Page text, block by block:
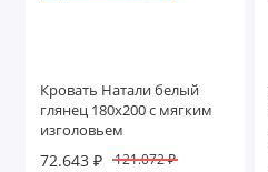
Кровать Натали белый
глянец 180х200 с мягким
изголовьем
72.643 ₽ 121.072 ₽